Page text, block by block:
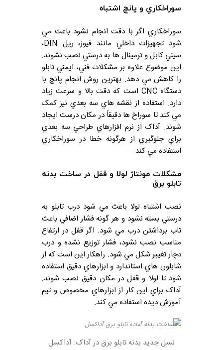
سوراخکاري و پانچ اشتباه
سوراخکاري اگر با دقت انجام نشود باعث مي
شود تجهيزات داخلي مانند فيوز، ريل DIN،
سيني کابل و ترمينال ها به درستي نصب نشوند.
اين موضوع علاوه بر مشکلات فني، ايمني تابلو
را کاهش مي دهد. بهترين روش انجام پانچ با
دستگاه CNC است که دقت بالا و سرعت زياد
دارد. استفاده از نقشه هاي سه بعدي نيز کمک
مي کند تا سوراخ ها دقيقاً در مکان درست ايجاد
شوند. آداک از نرم افزارهاي طراحي سه بعدي
براي جلوگيري از هرگونه خطا در سوراخکاري
استفاده مي کند.
مشکلات مونتاژ لولا و قفل در ساخت بدنه
تابلو برق
نصب اشتباه لولا باعث مي شود درب تابلو به
درستي بسته نشود و هر گونه فشار اضافي باعث
تاب برداشتن درب مي شود. اگر قفل در ارتفاع
مناسب نصب نشود، فشار توزيع نشده و درب
دچار تغيير شکل مي شود. راهکار اين است که از
شابلون هاي استاندارد و ابزارهاي دقيق استفاده
شود تا لولا و قفل در مکان دقيق نصب شوند.
آداک براي اين کار از ابزارهاي مخصوص و تيم
آموزش ديده استفاده مي کند.
نسل جدید بدنه تابلو برق در آداک: آداکسل